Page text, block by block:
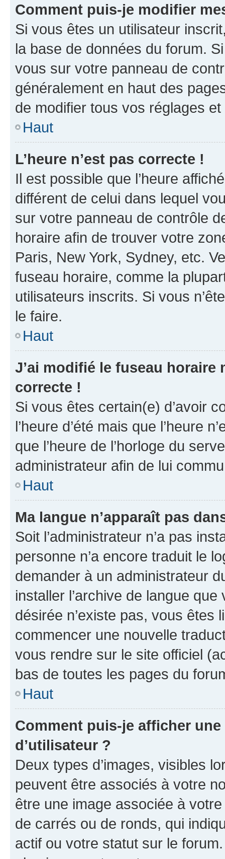
Comment puis-je modifier
Si vous êtes un utilisateur
la base de données du forum.
vous sur votre panneau de
généralement en haut des
de modifier tous vos réglages
Haut
L’heure n’est pas correcte !
Il est possible que l’heure
différent de celui dans lequel
sur votre panneau de contrôle
horaire afin de trouver votre
Paris, New York, Sydney, etc.
fuseau horaire, comme la
utilisateurs inscrits. Si vous
le faire.
Haut
J’ai modifié le fuseau horaire
correcte !
Si vous êtes certain(e) d’avoir
l’heure d’été mais que l’heure
que l’heure de l’horloge du
administrateur afin de lui
Haut
Ma langue n’apparaît pas
Soit l’administrateur n’a pas
personne n’a encore traduit le
demander à un administrateur
installer l’archive de langue
désirée n’existe pas, vous êtes
commencer une nouvelle
vous rendre sur le site officiel
bas de toutes les pages du
Haut
Comment puis-je afficher
d’utilisateur ?
Deux types d’images, visibles
peuvent être associés à votre
être une image associée à
de carrés ou de ronds, qui
actif ou votre statut sur le